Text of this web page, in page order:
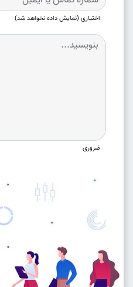
اختیاری (نمایش داده نخواهد شد)
ضروری